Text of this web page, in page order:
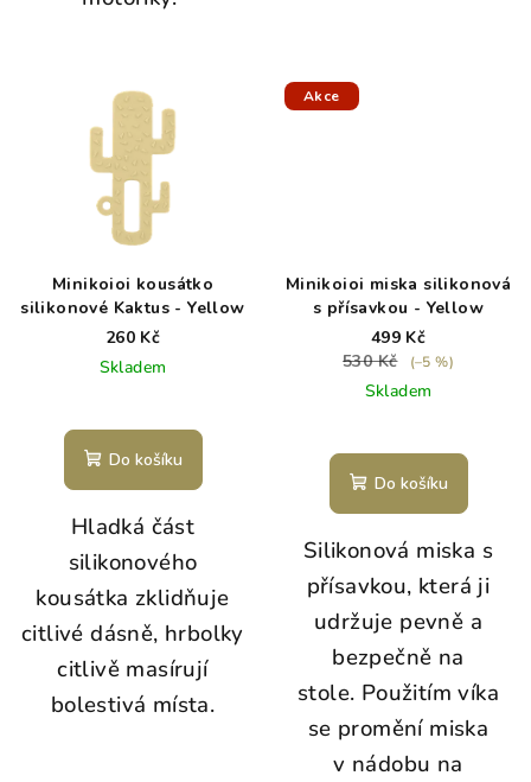
Minikoioi kousátko
silikonové Kaktus - Yellow
260 Kč
Skladem
Do košíku
Hladká část
silikonového
kousátka zklidňuje
citlivé dásně, hrbolky
citlivě masírují
bolestivá místa.
Akce
Minikoioi miska silikonová
s přísavkou - Yellow
499 Kč
530 Kč
(–5 %)
Skladem
Do košíku
Silikonová miska s
přísavkou, která ji
udržuje pevně a
bezpečně na
stole. Použitím víka
se promění miska
v nádobu na